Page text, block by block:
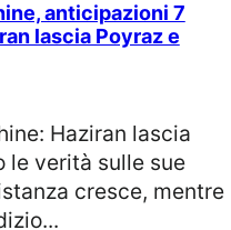
lascia Poyraz e
le verità sulle sue
cresce, mentre